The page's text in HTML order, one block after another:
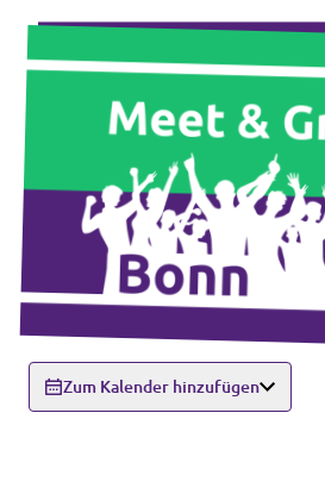
Zum Kalender hinzufügen